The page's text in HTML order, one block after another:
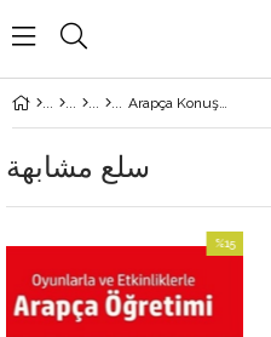
Arapça Konuşma Kaygısı
سلع مشابهة
%15بيع